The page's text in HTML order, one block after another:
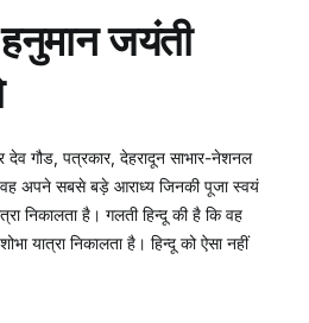
जयंती
देव गौड, पत्रकार, देहरादून साभार-नेशनल
वह अपने सबसे बड़े आराध्य जिनकी पूजा स्वयं
निकालता है। गलती हिन्दू की है कि वह
यात्रा निकालता है। हिन्दू को ऐसा नहीं